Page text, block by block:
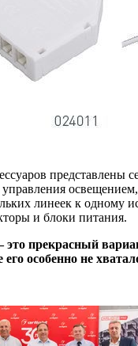
представлены
управления
линеек к одному
и блоки питания.
прекрасный
особенно не